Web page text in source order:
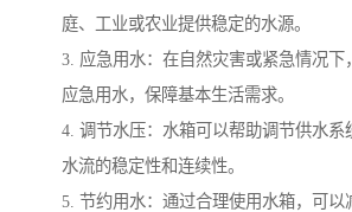
庭、工业或农业提供稳定的水源。
3. 应急用水：在自然灾害或紧急情况下
应急用水，保障基本生活需求。
4. 调节水压：水箱可以帮助调节供水系
水流的稳定性和连续性。
5. 节约用水：通过合理使用水箱，可以